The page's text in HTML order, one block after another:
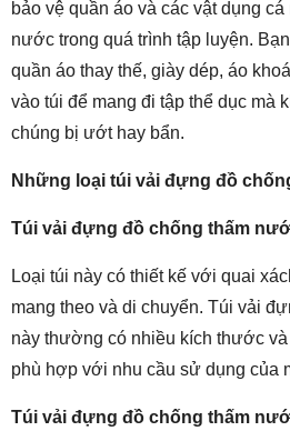
bảo vệ quần áo và các vật dụng
nước trong quá trình tập luyện.
quần áo thay thế, giày dép, áo
vào túi để mang đi tập thể dục mà
chúng bị ướt hay bẩn.
Những loại túi vải đựng đồ
Túi vải đựng đồ chống thấm
Loại túi này có thiết kế với quai
mang theo và di chuyển. Túi vải
này thường có nhiều kích thước
phù hợp với nhu cầu sử dụng của
Túi vải đựng đồ chống thấm